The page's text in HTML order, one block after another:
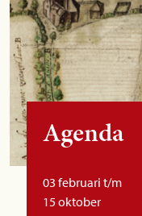
Agenda
03 februari t/m
15 oktober